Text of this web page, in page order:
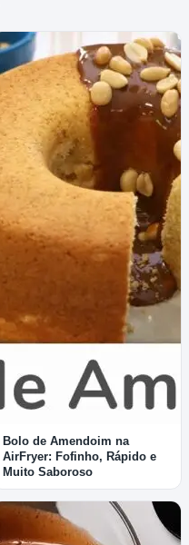
Bolo de Amendoim na
AirFryer: Fofinho, Rápido e
Muito Saboroso